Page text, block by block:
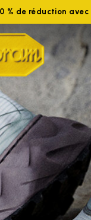
de réduction avec